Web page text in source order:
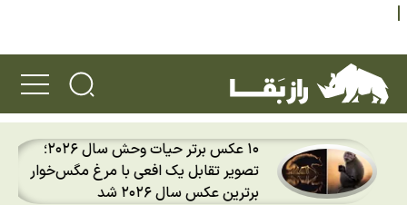
۱۰ عکس برتر حیات وحش سال ۲۰۲۶؛
تصویر تقابل یک افعی با مرغ مگس‌خوار
برترین عکس سال ۲۰۲۶ شد